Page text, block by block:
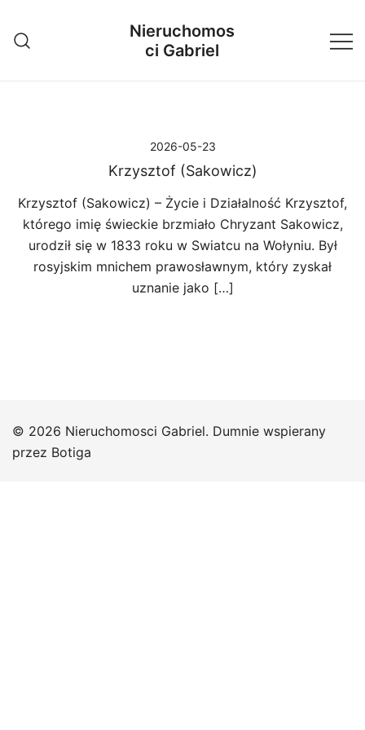
treści
Nieruchomos
ci Gabriel
2026-05-23
Krzysztof (Sakowicz)
Krzysztof (Sakowicz) – Życie i Działalność Krzysztof,
którego imię świeckie brzmiało Chryzant Sakowicz,
urodził się w 1833 roku w Swiatcu na Wołyniu. Był
rosyjskim mnichem prawosławnym, który zyskał
uznanie jako […]
© 2026 Nieruchomosci Gabriel. Dumnie wspierany
przez Botiga